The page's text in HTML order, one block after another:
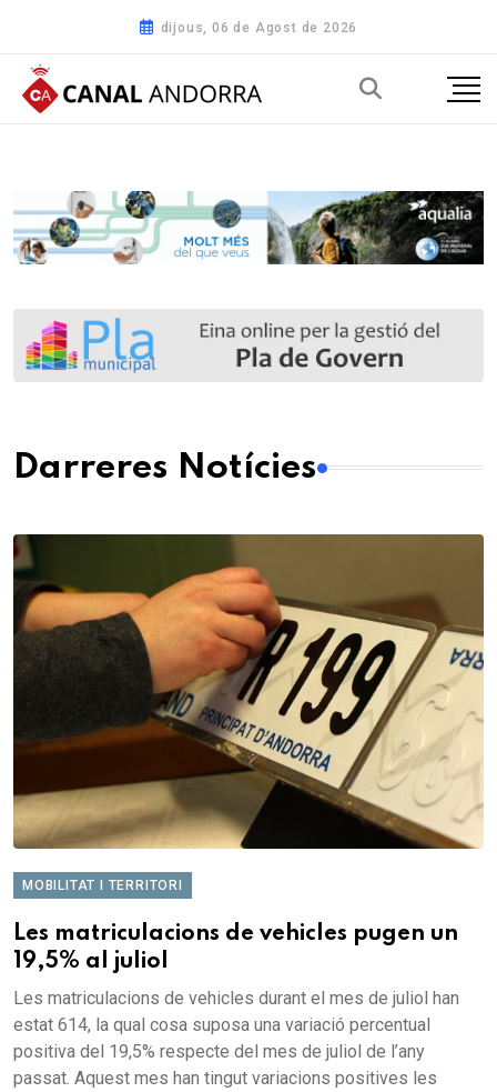
dijous, 06 de Agost de 2026
Darreres Notícies
MOBILITAT I TERRITORI
Les matriculacions de vehicles pugen un
19,5% al juliol
Les matriculacions de vehicles durant el mes de juliol han
estat 614, la qual cosa suposa una variació percentual
positiva del 19,5% respecte del mes de juliol de l’any
passat. Aquest mes han tingut variacions positives les